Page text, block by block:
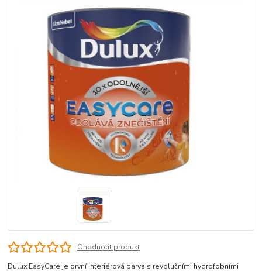
Ohodnotit produkt
Dulux EasyCare je první interiérová barva s revolučními hydrofobními